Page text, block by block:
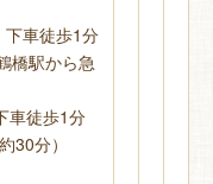
下車徒歩1分
橋駅から急
車徒歩1分
30分）